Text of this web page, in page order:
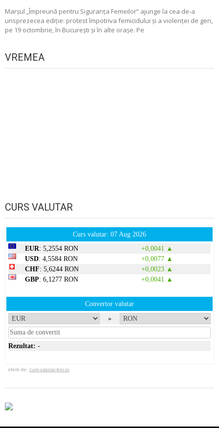
Marșul „Împreună pentru Siguranța Femeilor” ajunge la cea de-a
unsprezecea ediție: protest împotriva femicidului și a violenței de gen,
pe 19 octombrie, în București și în alte orașe. Pe
VREMEA
CURS VALUTAR
Curs valutar: 07 Aug 2026
EUR: 5,2554 RON
+0,0041 ▲
USD: 4,5584 RON
+0,0077 ▲
CHF: 5,6244 RON
+0,0023 ▲
GBP: 6,1277 RON +0,0041 ▲
Convertor valutar
»
Rezultat: -
oferit de: curs-valutar-bnr.ro